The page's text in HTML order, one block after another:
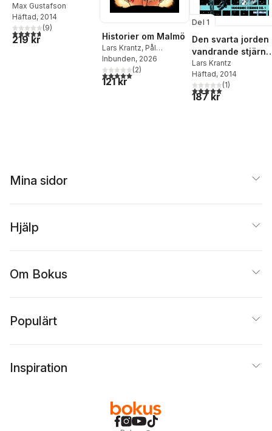
Max Gustafson
Häftad, 2014
4,7utav 5 stjärnor. Totalt antal röster:
(9)
219 kr Historier om Malmö
Lars Krantz, Pål
Brunnström
Inbunden, 2026
5,0utav 5 stjärnor. Totalt antal röster:
(2)
121 kr
Del 1
Den svarta jorden
vandrande
D. 1
Lars Krantz
Häftad, 2014
5,0utav 5 stjärnor.
(1)
187 kr
Mina sidor
Hjälp
Om Bokus
Populärt
Inspiration